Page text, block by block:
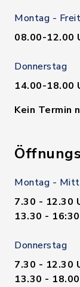
Montag -
08.00-12.00
Donnerstag
14.00-18.00
Kein Termin
Montag -
7.30 - 12.30
13.30 -
Donnerstag
7.30 - 12.30
13.30 -